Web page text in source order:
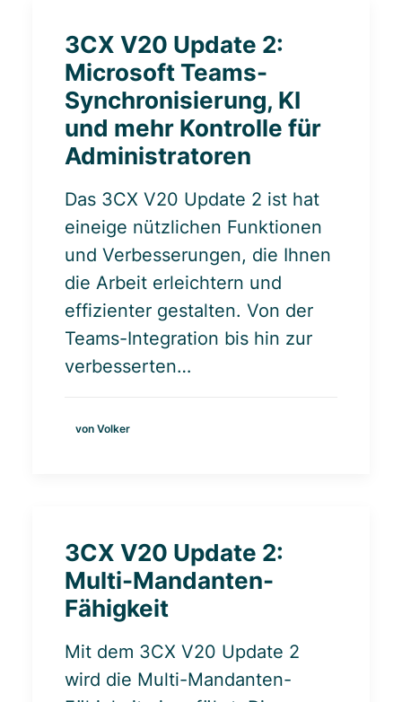
3CX V20 Update 2:
Microsoft Teams-
Synchronisierung, KI
und mehr Kontrolle für
Administratoren
Das 3CX V20 Update 2 ist hat
eineige nützlichen Funktionen
und Verbesserungen, die Ihnen
die Arbeit erleichtern und
effizienter gestalten. Von der
Teams-Integration bis hin zur
verbesserten…
von Volker
3CX V20 Update 2:
Multi-Mandanten-
Fähigkeit
Mit dem 3CX V20 Update 2
wird die Multi-Mandanten-